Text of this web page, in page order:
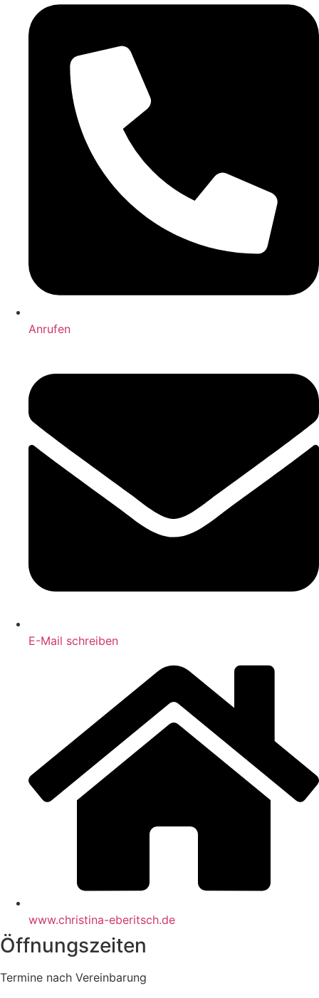
Anrufen
E-Mail schreiben
www.christina-eberitsch.de
Öffnungszeiten
Termine nach Vereinbarung